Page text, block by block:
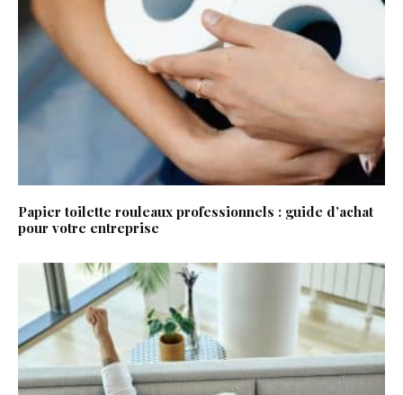
Papier toilette rouleaux professionnels : guide d’achat
pour votre entreprise